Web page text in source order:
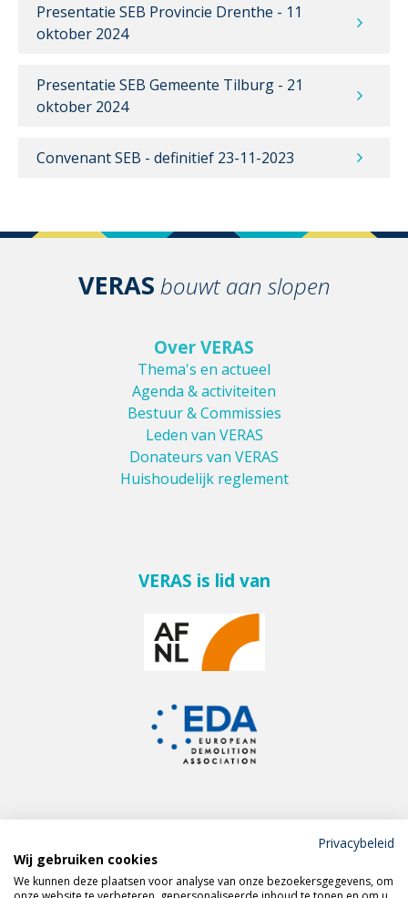
Presentatie SEB Provincie Drenthe - 11
oktober 2024
Presentatie SEB Gemeente Tilburg - 21
oktober 2024
Convenant SEB - definitief 23-11-2023
VERAS bouwt aan slopen
Over VERAS
Thema's en actueel
Agenda & activiteiten
Bestuur & Commissies
Leden van VERAS
Donateurs van VERAS
Huishoudelijk reglement
VERAS is lid van
Meld je aan voor de
VERAS nieuwsbrief
Privacybeleid
Wij gebruiken cookies
We kunnen deze plaatsen voor analyse van onze bezoekersgegevens, om